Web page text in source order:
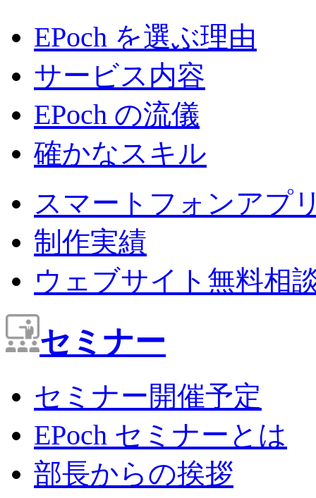
EPoch を選ぶ理由
サービス内容
EPoch の流儀
確かなスキル
スマートフォンアプ
制作実績
ウェブサイト無料相
セミナー
セミナー開催予定
EPoch セミナーとは
部長からの挨拶